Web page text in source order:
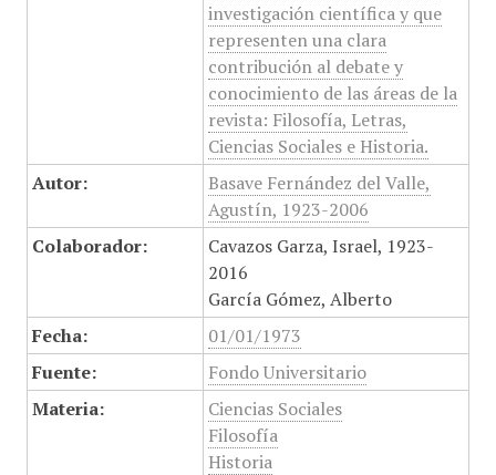
investigación científica y que
representen una clara
contribución al debate y
conocimiento de las áreas de la
revista: Filosofía, Letras,
Ciencias Sociales e Historia.
Autor:
Basave Fernández del Valle,
Agustín, 1923-2006
Colaborador:
Cavazos Garza, Israel, 1923-
2016
García Gómez, Alberto
Fecha:
01/01/1973
Fuente:
Fondo Universitario
Materia:
Ciencias Sociales
Filosofía
Historia